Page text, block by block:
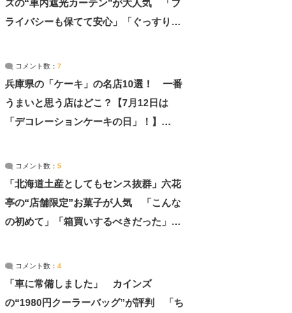
ズの“車内遮光カーテン”が大人気 「プ
ライバシーも保てて安心」「ぐっすり眠
コメント数： 7
兵庫県の「ケーキ」の名店10選！ 一番
うまいと思う店はどこ？【7月12日は
「デコレーションケーキの日」！】
コメント数： 5
「北海道土産としてもセンス抜群」六花
亭の“店舗限定”お菓子が人気 「こんな
の初めて」「箱買いするべきだった」
コメント数： 4
「車に常備しました」 カインズ
の“1980円クーラーバッグ”が評判 「ち